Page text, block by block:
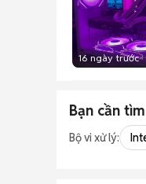
16 ngày trước
Bạn cần tìm
Bộ vi xử lý: